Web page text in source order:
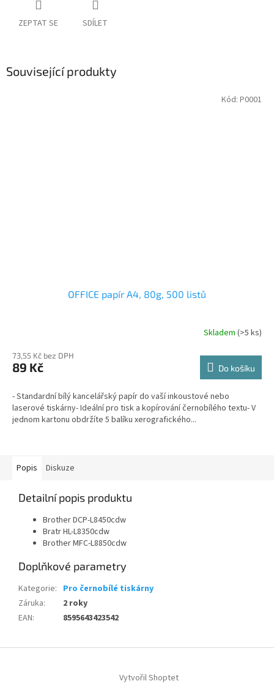
ZEPTAT SE SDÍLET
Související produkty
OFFICE papír A4, 80g, 500 listů
Skladem (>5 ks)
73,55 Kč bez DPH
89 Kč Do košíku
- Standardní bílý kancelářský papír do vaší inkoustové nebo
laserové tiskárny- Ideální pro tisk a kopírování černobílého textu- V
jednom kartonu obdržíte 5 balíku xerografického...
Kód: P0001
Popis Diskuze
Detailní popis produktu
Brother DCP-L8450cdw
Bratr HL-L8350cdw
Brother MFC-L8850cdw
Doplňkové parametry
Kategorie: Pro černobílé tiskárny
Záruka:
2 roky
EAN: 8595643423542
Vytvořil Shoptet